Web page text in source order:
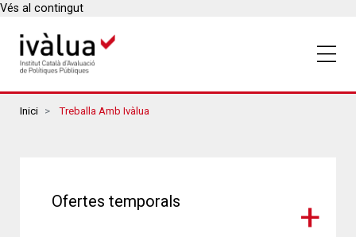
Vés al contingut
Breadcrumbs
Inici Treballa Amb Ivàlua
Ofertes temporals